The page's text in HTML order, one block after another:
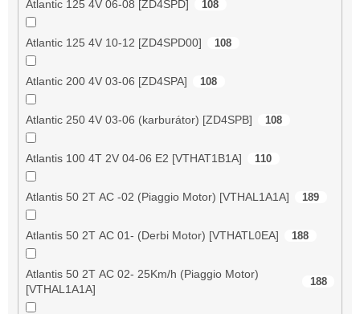
Atlantic 125 4V 06-08 [ZD4SPD] 108
Atlantic 125 4V 10-12 [ZD4SPD00] 108
Atlantic 200 4V 03-06 [ZD4SPA] 108
Atlantic 250 4V 03-06 (karburátor) [ZD4SPB] 108
Atlantis 100 4T 2V 04-06 E2 [VTHAT1B1A] 110
Atlantis 50 2T AC -02 (Piaggio Motor) [VTHAL1A1A] 189
Atlantis 50 2T AC 01- (Derbi Motor) [VTHATL0EA] 188
Atlantis 50 2T AC 02- 25Km/h (Piaggio Motor)
[VTHAL1A1A]
188